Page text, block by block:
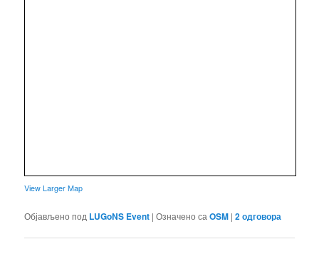
View Larger Map
Објављено под LUGoNS Event |Означено са OSM |2одговора